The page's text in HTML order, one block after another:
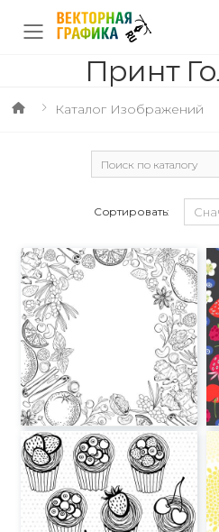
Принт
Каталог Изображений
Сортировать: